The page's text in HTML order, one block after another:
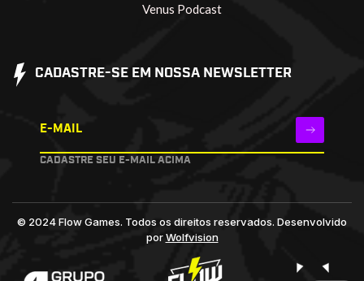
Venus Podcast
CADASTRE-SE EM NOSSA NEWSLETTER
E-MAIL
CADASTRE SEU E-MAIL ACIMA
© 2024 Flow Games. Todos os direitos reservados. Desenvolvido
porWolfvision